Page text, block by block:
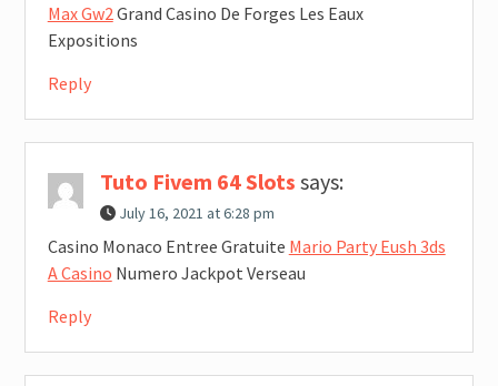
Max Gw2 Grand Casino De Forges Les Eaux
Expositions
Reply
Tuto Fivem 64 Slots says:
July 16, 2021 at 6:28 pm
Casino Monaco Entree Gratuite Mario Party Eush 3ds
A Casino Numero Jackpot Verseau
Reply